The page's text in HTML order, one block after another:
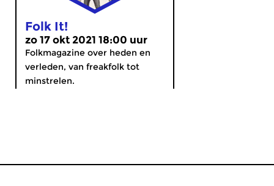
Folk It!
zo 17 okt 2021 18:00 uur
Folkmagazine over heden en
verleden, van freakfolk tot
minstrelen.